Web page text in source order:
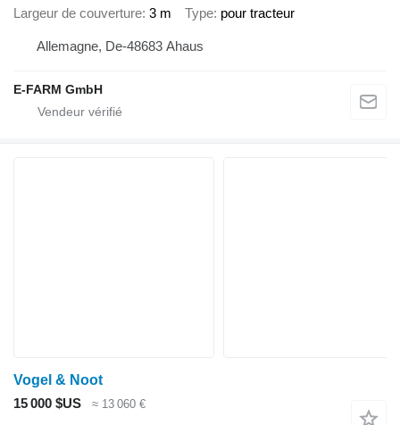
Largeur de couverture 3 m Type pour tracteur
Allemagne, De-48683 Ahaus
E-FARM GmbH
Vogel & Noot
15 000 $US
≈ 13 060 €